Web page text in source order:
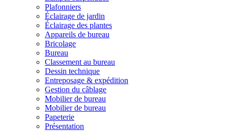
Plafonniers
Éclairage de jardin
Éclairage des plantes
Appareils de bureau
Bricolage
Bureau
Classement au bureau
Dessin technique
Entreposage & expédition
Gestion du câblage
Mobilier de bureau
Mobilier de bureau
Papeterie
Présentation